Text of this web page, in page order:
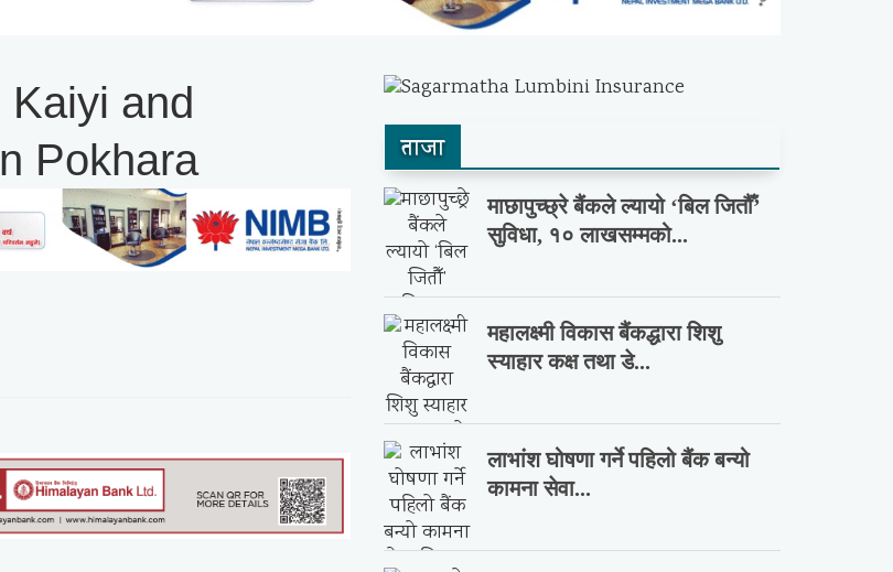
and
Pokhara
ताजा
माछापुच्छ्रे बैंकले ल्यायो ‘बिल जितौँ’
सुविधा, १० लाखसम्मको...
महालक्ष्मी विकास बैंकद्धारा शिशु
स्याहार कक्ष तथा डे...
लाभांश घोषणा गर्ने पहिलो बैंक बन्यो
कामना सेवा...